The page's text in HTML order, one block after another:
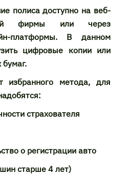
полиса доступно на веб-
фирмы или через
платформы. В данном
цифровые копии или
избранного метода, для
страхователя
о регистрации авто
старше 4 лет)